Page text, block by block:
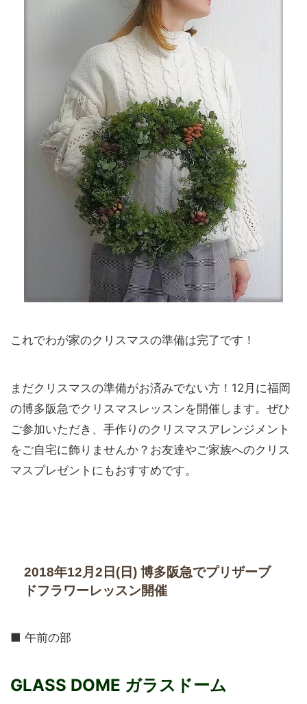
これでわが家のクリスマスの準備は完了です！
まだクリスマスの準備がお済みでない方！12月に福岡
の博多阪急でクリスマスレッスンを開催します。ぜひ
ご参加いただき、手作りのクリスマスアレンジメント
をご自宅に飾りませんか？お友達やご家族へのクリス
マスプレゼントにもおすすめです。
2018年12月2日(日) 博多阪急でプリザーブ
ドフラワーレッスン開催
■ 午前の部
GLASS DOME ガラスドーム